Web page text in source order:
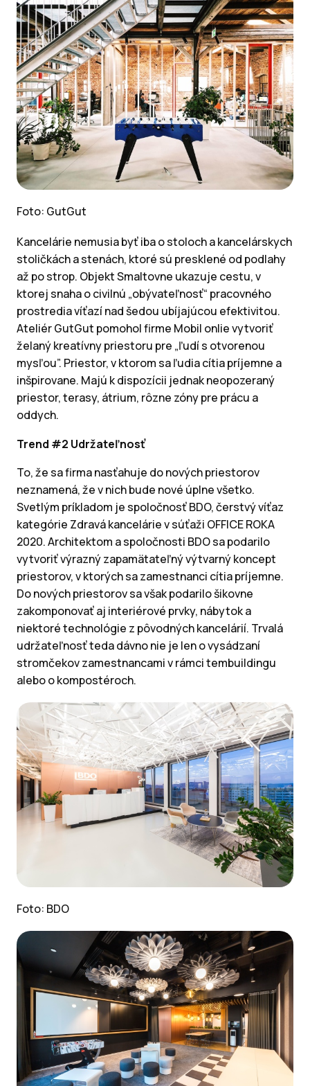
Foto: GutGut
Kancelárie nemusia byť iba o stoloch a kancelárskych
stoličkách a stenách, ktoré sú presklené od podlahy
až po strop. Objekt Smaltovne ukazuje cestu, v
ktorej snaha o civilnú „obývateľnosť“ pracovného
prostredia víťazí nad šedou ubíjajúcou efektivitou.
Ateliér GutGut pomohol firme Mobil onlie vytvoriť
želaný kreatívny priestoru pre „ľudí s otvorenou
mysľou”. Priestor, v ktorom sa ľudia cítia príjemne a
inšpirovane. Majú k dispozícii jednak neopozeraný
priestor, terasy, átrium, rôzne zóny pre prácu a
oddych.
Trend #2 Udržateľnosť
To, že sa firma nasťahuje do nových priestorov
neznamená, že v nich bude nové úplne všetko.
Svetlým príkladom je spoločnosť BDO, čerstvý víťaz
kategórie Zdravá kancelárie v súťaži OFFICE ROKA
2020. Architektom a spoločnosti BDO sa podarilo
vytvoriť výrazný zapamätateľný výtvarný koncept
priestorov, v ktorých sa zamestnanci cítia príjemne.
Do nových priestorov sa však podarilo šikovne
zakomponovať aj interiérové prvky, nábytok a
niektoré technológie z pôvodných kancelárií. Trvalá
udržateľnosť teda dávno nie je len o vysádzaní
stromčekov zamestnancami v rámci tembuildingu
alebo o kompostéroch.
Foto: BDO